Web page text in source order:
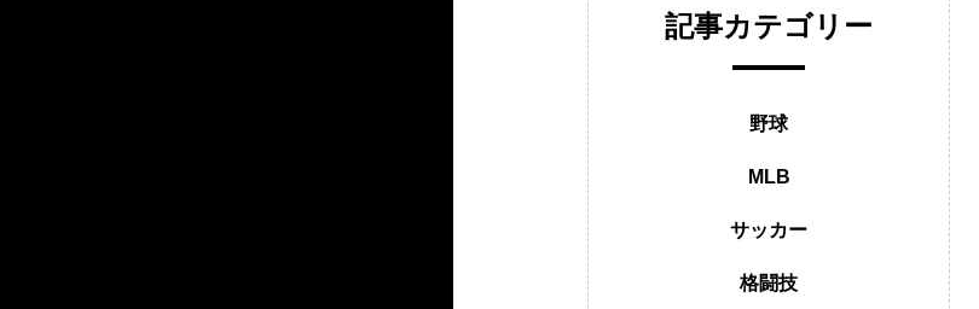
記事カテゴリー
野球
MLB
サッカー
格闘技